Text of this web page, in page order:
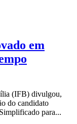
em
(IFB) divulgou,
do candidato
para...